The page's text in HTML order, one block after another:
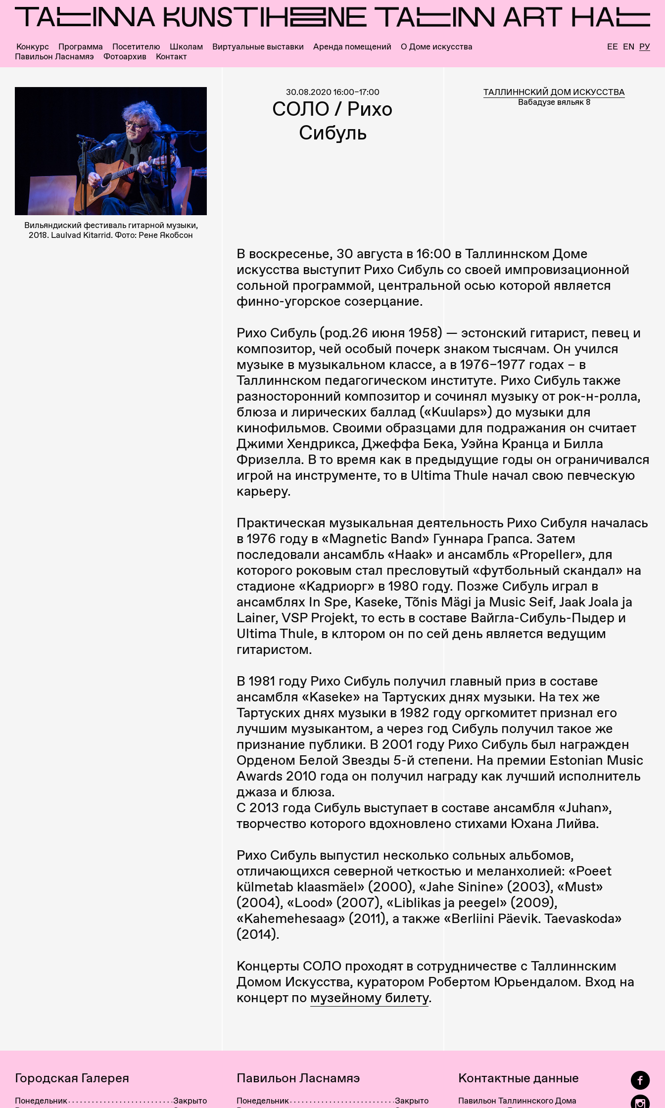
Skip
Как
добраться?
Что
Конкурс Программа Посетителю Школам Виртуальные выставки Аренда помещений
О Доме искусства
Павильон Ласнамяэ
Фотоархив Контакт
EE EN РУ
30.08.2020 16:00–17:00
СОЛО / Рихо
Сибуль
ТАЛЛИННСКИЙ ДОМ ИСКУССТВА
Вабадузе вяльяк 8
В воскресенье, 30 августа в 16:00 в Таллиннском Доме
искусства выступит Рихо Сибуль со своей импровизационной
сольной программой, центральной осью которой является
финно-угорское созерцание.
Рихо Сибуль (род.26 июня 1958) — эстонский гитарист, певец и
композитор, чей особый почерк знаком тысячам. Он учился
музыке в музыкальном классе, а в 1976–1977 годах – в
Таллиннском педагогическом институте. Рихо Сибуль также
разносторонний композитор и сочинял музыку от рок-н-ролла,
блюза и лирических баллад («Kuulaps») до музыки для
кинофильмов. Своими образцами для подражания он считает
Джими Хендрикса, Джеффа Бека, Уэйна Кранца и Билла
Фризелла. В то время как в предыдущие годы он ограничивался
игрой на инструменте, то в Ultima Thule начал свою певческую
карьеру.
Практическая музыкальная деятельность Рихо Сибуля началась
в 1976 году в «Magnetic Band» Гуннара Грапса. Затем
последовали ансамбль «Haak» и ансамбль «Propeller», для
которого роковым стал пресловутый «футбольный скандал» на
стадионе «Кадриорг» в 1980 году. Позже Сибуль играл в
ансамблях In Spe, Kaseke, Tõnis Mägi ja Music Seif, Jaak Joala ja
Lainer, VSP Projekt, то есть в составе Вайгла-Сибуль-Пыдер и
Ultima Thule, в клтором он по сей день является ведущим
гитаристом.
В 1981 году Рихо Сибуль получил главный приз в составе
ансамбля «Kaseke» на Тартуских днях музыки. На тех же
Тартуских днях музыки в 1982 году оргкомитет признал его
лучшим музыкантом, а через год Сибуль получил такое же
признание публики. В 2001 году Рихо Сибуль был награжден
Орденом Белой Звезды 5-й степени. На премии Estonian Music
Awards 2010 года он получил награду как лучший исполнитель
джаза и блюза.
С 2013 года Сибуль выступает в составе ансамбля «Juhan»,
творчество которого вдохновлено стихами Юхана Лийва.
Рихо Сибуль выпустил несколько сольных альбомов,
отличающихся северной четкостью и меланхолией: «Poeet
külmetab klaasmäel» (2000), «Jahe Sinine» (2003), «Must»
(2004), «Lood» (2007), «Liblikas ja peegel» (2009),
«Kahemehesaag» (2011), а также «Berliini Päevik. Taevaskoda»
(2014).
Концерты СОЛО проходят в сотрудничестве с Таллиннским
Домом Искусства, куратором Робертом Юрьендалом. Вход на
концерт по музейному билету.
Вильяндиский фестиваль гитарной музыки,
2018. Laulvad Kitarrid. Фото: Рене Якобсон
Городская Галерея
Понедельник
Закрыто
Павильон Ласнамяэ
Понедельник
Закрыто
Контактные данные
Павильон Таллиннского Дома